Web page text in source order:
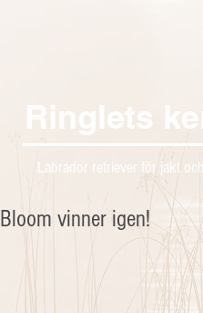
Ringlets
Labrador retriever för jakt
Bloom vinner igen!